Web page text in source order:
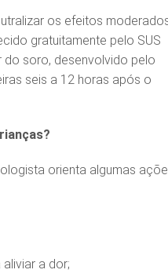
os efeitos
gratuitamente pelo SUS
do soro, desenvolvido pelo
seis a 12 horas após o
orienta algumas
a dor;